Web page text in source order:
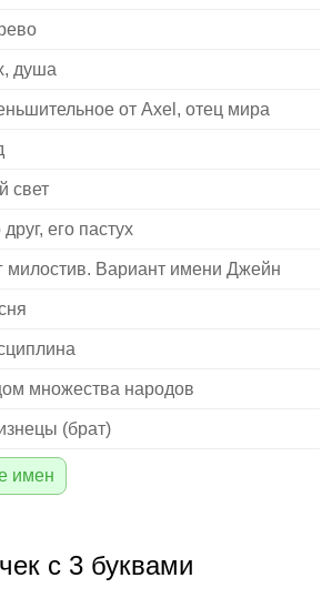
душа
от Axel, отец мира
свет
друг, его пастух
милостив. Вариант имени Джейн
множества народов
(брат)
имен
с 3 буквами